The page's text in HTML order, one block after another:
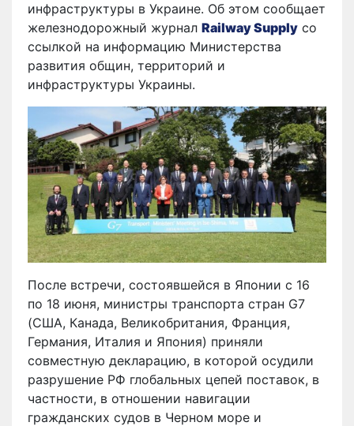
инфраструктуры в Украине. Об этом сообщает
железнодорожный журнал Railway Supply со
ссылкой на информацию Министерства
развития общин, территорий и
инфраструктуры Украины.
После встречи, состоявшейся в Японии с 16
по 18 июня, министры транспорта стран G7
(США, Канада, Великобритания, Франция,
Германия, Италия и Япония) приняли
совместную декларацию, в которой осудили
разрушение РФ глобальных цепей поставок, в
частности, в отношении навигации
гражданских судов в Черном море и